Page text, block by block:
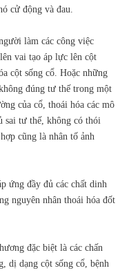
cử động và đau.
làm các công việc
vai tạo áp lực lên cột
cột sống cổ. Hoặc những
đúng tư thế trong một
của cổ, thoái hóa các mô
sai tư thế, không có thói
cũng là nhân tố ảnh
ứng đầy đủ các chất dinh
nguyên nhân thoái hóa đốt
đặc biệt là các chấn
dị dạng cột sống cổ, bệnh